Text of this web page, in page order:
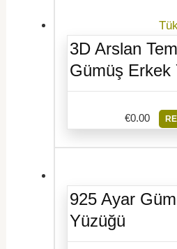
3D Arslan
Gümüş Erkek
€0.00
925 Ayar
Yüzüğü